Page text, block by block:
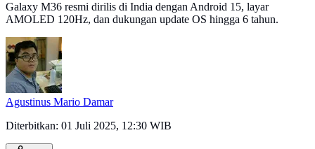
Galaxy M36 resmi dirilis di India dengan Android 15, layar
AMOLED 120Hz, dan dukungan update OS hingga 6 tahun.
Agustinus Mario Damar
Diterbitkan: 01 Juli 2025, 12:30 WIB